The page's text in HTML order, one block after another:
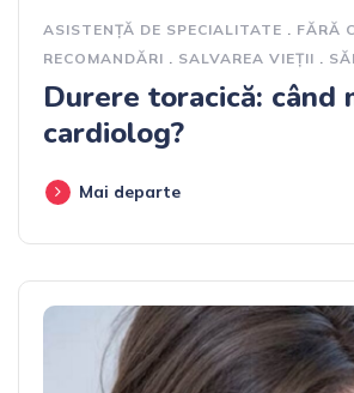
ASISTENȚĂ DE SPECIALITATE FĂRĂ
RECOMANDĂRI
SALVAREA VIEȚII
Durere toracică: când
cardiolog?
Mai departe